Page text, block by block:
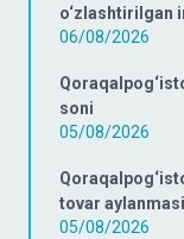
o‘zlashtirilgan
06/08/2026
soni
05/08/2026
tovar aylanmasi
05/08/2026